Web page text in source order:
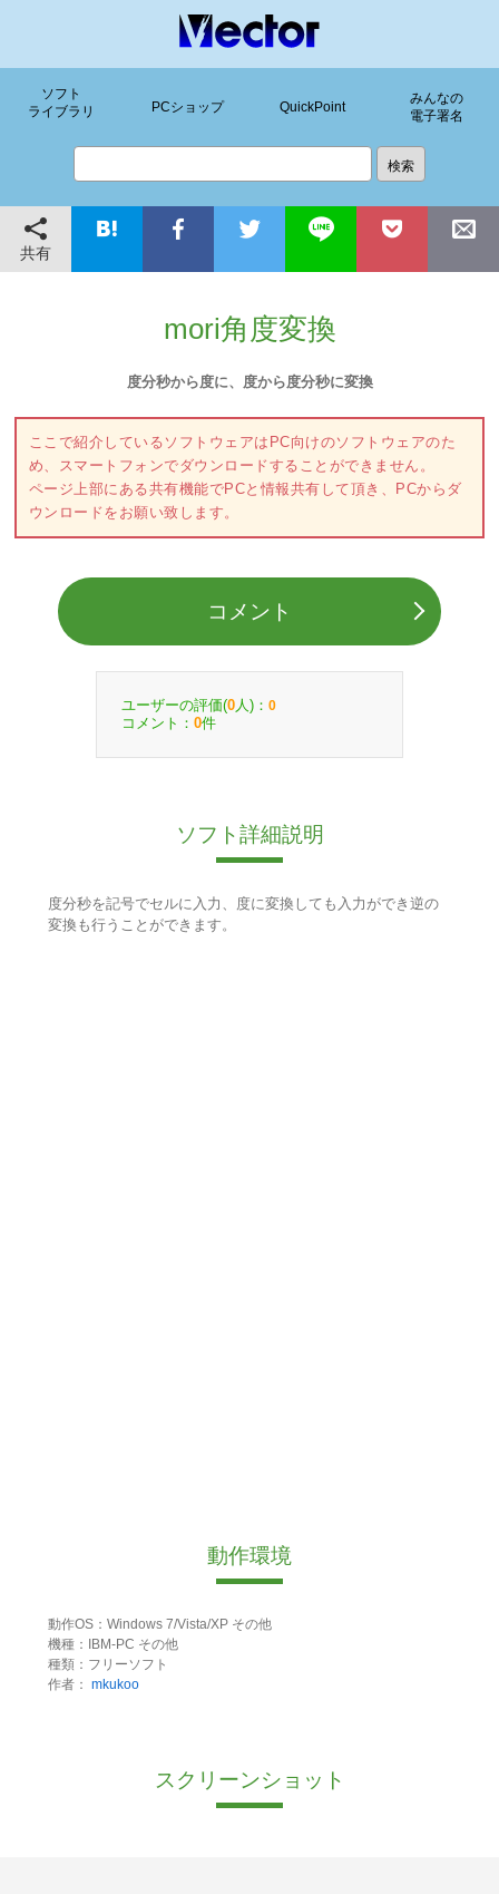
ソフト
ライブラリ
PCショップ QuickPoint
みんなの
電子署名
共有
mori角度変換
度分秒から度に、度から度分秒に変換
ここで紹介しているソフトウェアはPC向けのソフトウェアのた
め、スマートフォンでダウンロードすることができません。
ページ上部にある共有機能でPCと情報共有して頂き、PCからダ
ウンロードをお願い致します。
コメント
ユーザーの評価(0 人)： 0
コメント： 0件
ソフト詳細説明
度分秒を記号でセルに入力、度に変換しても入力ができ逆の
変換も行うことができます。
動作環境
動作OS：Windows 7/Vista/XP その他
機種：IBM-PC その他
種類：フリーソフト
作者： mkukoo
スクリーンショット